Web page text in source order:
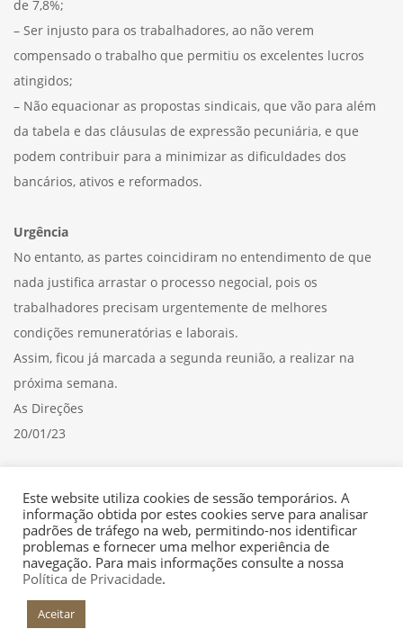
de 7,8%;
– Ser injusto para os trabalhadores, ao não verem
compensado o trabalho que permitiu os excelentes lucros
atingidos;
– Não equacionar as propostas sindicais, que vão para além
da tabela e das cláusulas de expressão pecuniária, e que
podem contribuir para a minimizar as dificuldades dos
bancários, ativos e reformados.
Urgência
No entanto, as partes coincidiram no entendimento de que
nada justifica arrastar o processo negocial, pois os
trabalhadores precisam urgentemente de melhores
condições remuneratórias e laborais.
Assim, ficou já marcada a segunda reunião, a realizar na
próxima semana.
As Direções
20/01/23
+INFO
Este website utiliza cookies de sessão temporários. A
informação obtida por estes cookies serve para analisar
padrões de tráfego na web, permitindo-nos identificar
problemas e fornecer uma melhor experiência de
navegação. Para mais informações consulte a nossa
Política de Privacidade.
Aceitar